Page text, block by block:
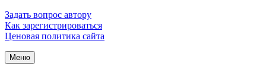
Задать вопрос автору
Как зарегистрироваться
Ценовая политика сайта
Меню